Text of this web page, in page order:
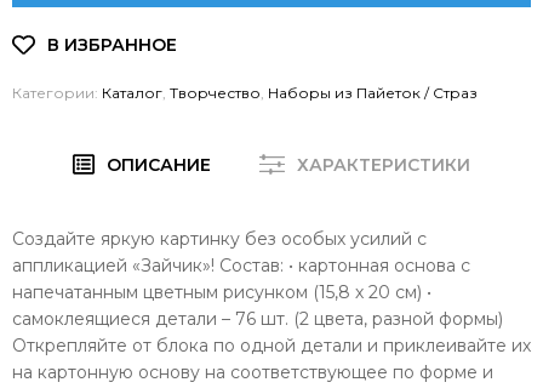
Категории: Каталог Творчество Наборы из Пайеток / Страз
ОПИСАНИЕ ХАРАКТЕРИСТИКИ
Создайте яркую картинку без особых усилий с
аппликацией «Зайчик»! Состав: • картонная основа с
напечатанным цветным рисунком (15,8 х 20 см) •
самоклеящиеся детали – 76 шт. (2 цвета, разной формы)
Открепляйте от блока по одной детали и приклеивайте их
на картонную основу на соответствующее по форме и